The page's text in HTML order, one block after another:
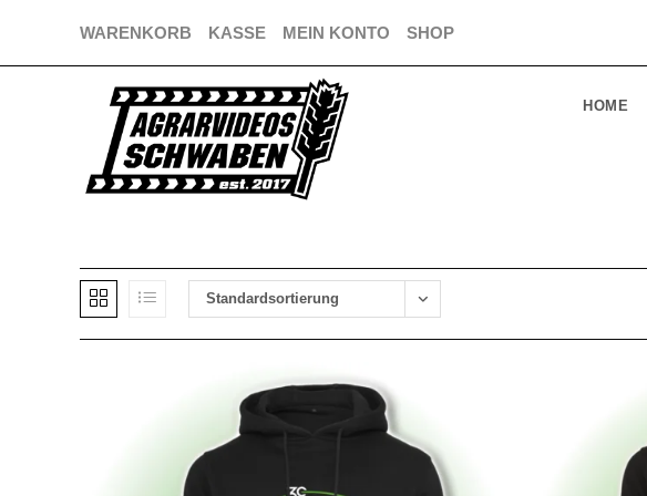
springen
WARENKORB KASSE MEIN KONTO SHOP
HOME
Standardsortierung